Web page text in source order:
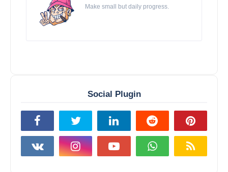
Make small but daily progress.
Social Plugin